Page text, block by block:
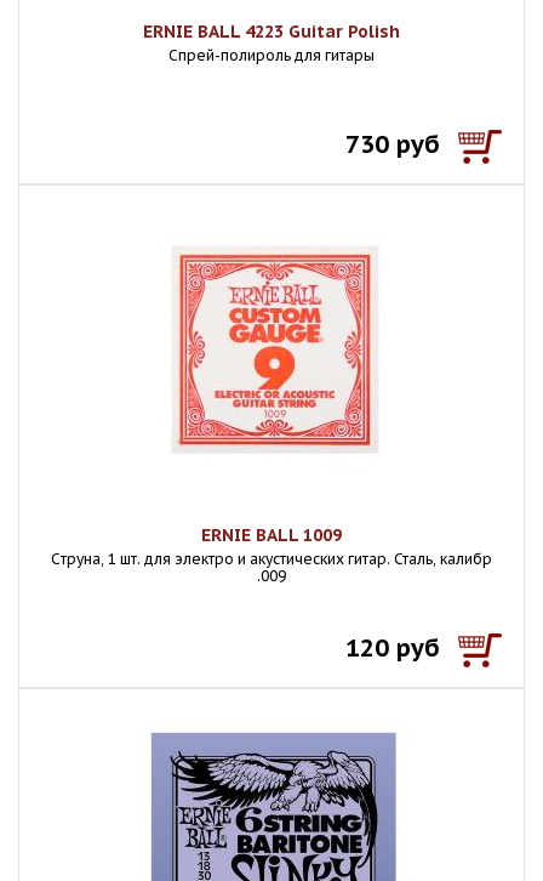
ERNIE BALL 4223 Guitar Polish
Спрей-полироль для гитары
730 руб
ERNIE BALL 1009
Cтруна, 1 шт. для электро и акустических гитар. Сталь, калибр
.009
120 руб